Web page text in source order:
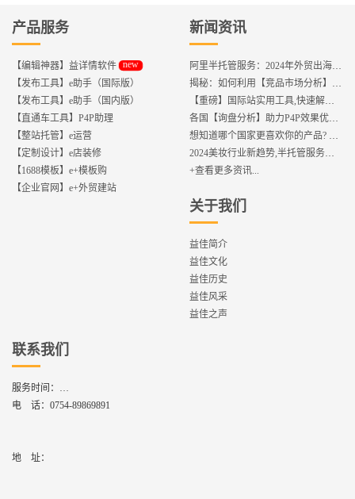
产品服务
【编辑神器】益详情软件 new
【发布工具】e助手（国际版）
【发布工具】e助手（国内版）
【直通车工具】P4P助理
【整站托管】e运营
【定制设计】e店装修
【1688模板】e+模板购
【企业官网】e+外贸建站
新闻资讯
阿里半托管服务：2024年外贸出海热潮的主旋律
揭秘：如何利用【竞品市场分析】优化店铺流量？
【重磅】国际站实用工具,快速解决运营中的5大琐事，一键提升运营效率!
各国【询盘分析】助力P4P效果优化,提升ROI!
想知道哪个国家更喜欢你的产品? 来这找到答案!
2024美妆行业新趋势,半托管服务抢占流量红利
+查看更多资讯...
关于我们
益佳简介
益佳文化
益佳历史
益佳风采
益佳之声
联系我们
服务时间：
周一到周六,8：30 - 17：30
电 话： 0754-89869891
地    址：